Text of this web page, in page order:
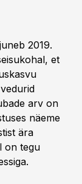
2019.
et
arv on
näeme
ära
on tegu